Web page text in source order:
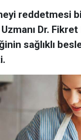
reddetmesi
Uzmanı Dr.
sağlıklı